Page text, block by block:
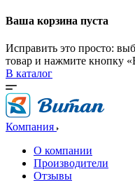
Ваша корзина пуста
Исправить это просто:
товар и нажмите кнопку
В каталог
Компания
О компании
Производители
Отзывы